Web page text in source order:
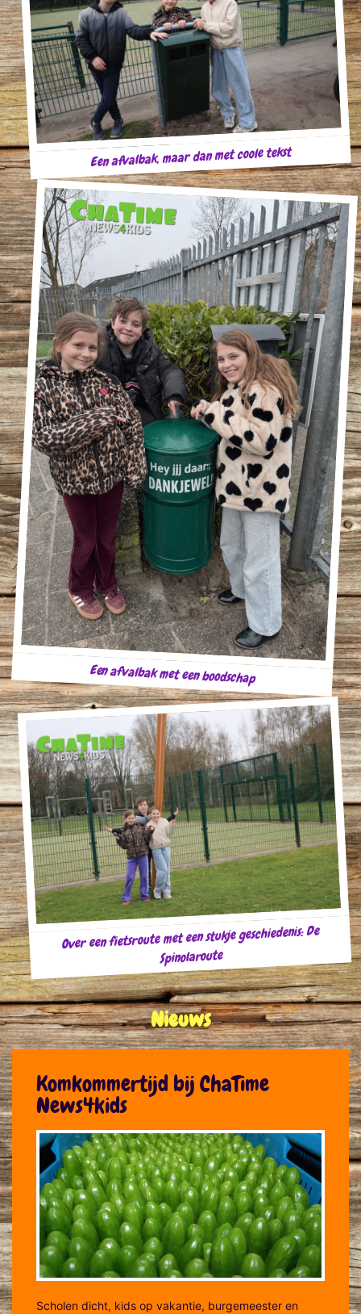
Een afvalbak, maar dan met coole tekst
Een afvalbak met een boodschap
Over een fietsroute met een stukje geschiedenis: De
Spinolaroute
Nieuws
Komkommertijd bij ChaTime
News4kids
Scholen dicht, kids op vakantie, burgemeester en